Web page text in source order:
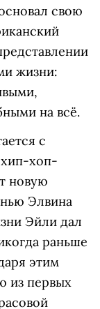
свою
жизни:
на всё.
с
хип-хоп-
новую
Элвина
Эйли дал
раньше
этим
из первых